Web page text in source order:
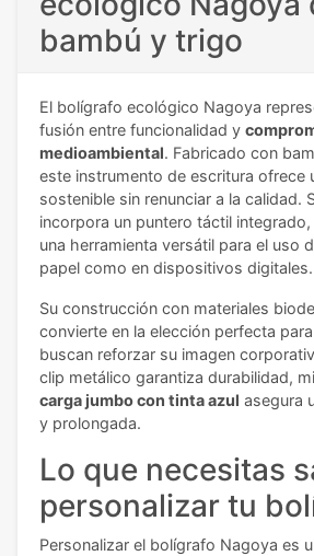
bambú y trigo
El bolígrafo ecológico Nagoya
fusión entre funcionalidad y
medioambiental. Fabricado con
este instrumento de escritura ofrece
sostenible sin renunciar a la calidad.
incorpora un puntero táctil
una herramienta versátil para el uso
papel como en dispositivos digitales.
Su construcción con materiales
convierte en la elección perfecta
buscan reforzar su imagen
clip metálico garantiza durabilidad,
carga jumbo con tinta azul asegura
y prolongada.
Lo que necesitas
personalizar tu
Personalizar el bolígrafo Nagoya es